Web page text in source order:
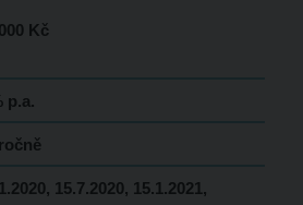
Kč
p.a.
15.7.2020, 15.1.2021,